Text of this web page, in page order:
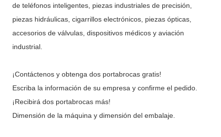
de teléfonos inteligentes, piezas industriales de precisión,
piezas hidráulicas, cigarrillos electrónicos, piezas ópticas,
accesorios de válvulas, dispositivos médicos y aviación
industrial.
¡Contáctenos y obtenga dos portabrocas gratis!
Escriba la información de su empresa y confirme el pedido.
¡Recibirá dos portabrocas más!
Dimensión de la máquina y dimensión del embalaje.